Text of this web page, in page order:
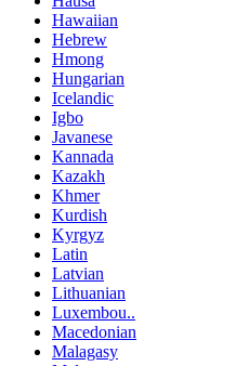
Hawaiian
Hebrew
Hmong
Hungarian
Icelandic
Igbo
Javanese
Kannada
Kazakh
Khmer
Kurdish
Kyrgyz
Latin
Latvian
Lithuanian
Luxembou..
Macedonian
Malagasy